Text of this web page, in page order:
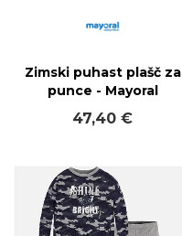
Zimski puhast plašč za
punce - Mayoral
47,40 €